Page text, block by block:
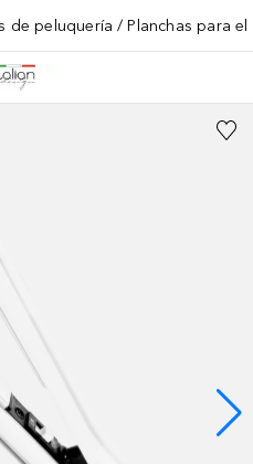
de peluquería Planchas para